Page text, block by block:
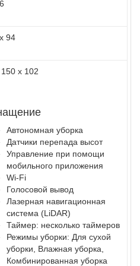
94
x 102
Автономная уборка
Датчики перепада высот
Управление при помощи
мобильного приложения
Wi-Fi
Голосовой вывод
Лазерная навигационная
система (LiDAR)
Таймер: несколько таймеров
Режимы уборки: Для сухой
уборки, Влажная уборка,
Комбинированная уборка